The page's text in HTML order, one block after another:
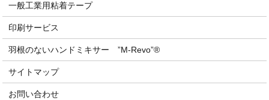
一般工業用粘着テープ
印刷サービス
羽根のないハンドミキサー ”M-Revo”®
サイトマップ
お問い合わせ